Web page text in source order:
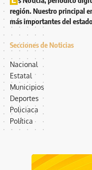
región. Nuestro principal
más importantes del
Secciones de Noticias
Nacional
Estatal
Municipios
Deportes
Policiaca
Política